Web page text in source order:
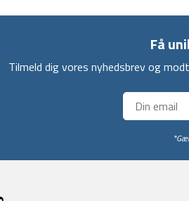
Få
Tilmeld dig vores nyhedsbrev og